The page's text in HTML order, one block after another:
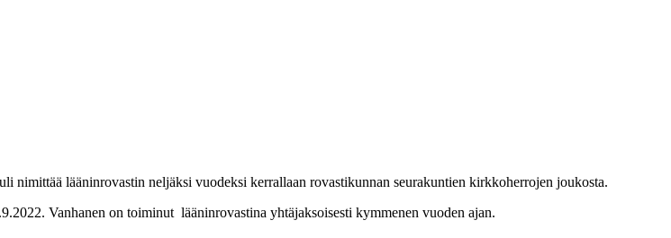
lääninrovastin neljäksi vuodeksi kerrallaan rovastikunnan seurakuntien kirkkoherrojen joukosta.
Vanhanen on toiminut lääninrovastina yhtäjaksoisesti kymmenen vuoden ajan.